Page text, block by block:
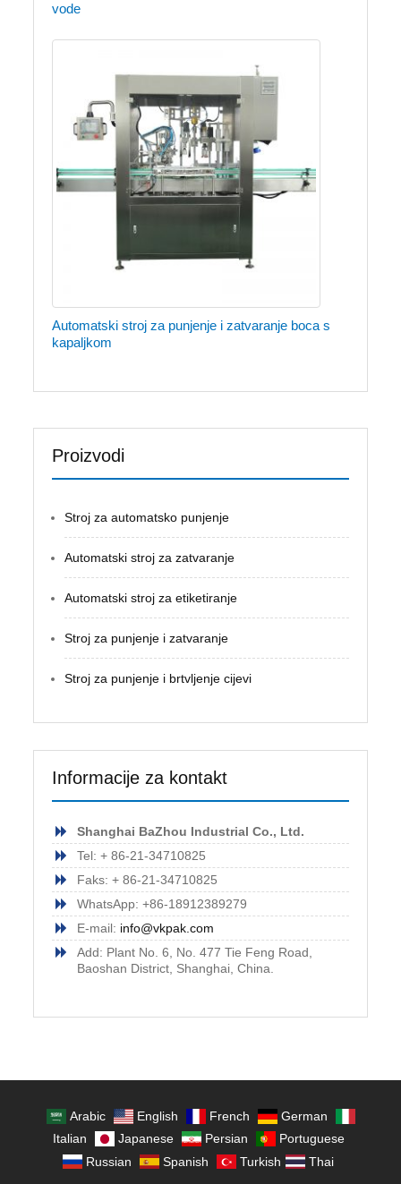
vode
Automatski stroj za punjenje i zatvaranje boca s
kapaljkom
Proizvodi
Stroj za automatsko punjenje
Automatski stroj za zatvaranje
Automatski stroj za etiketiranje
Stroj za punjenje i zatvaranje
Stroj za punjenje i brtvljenje cijevi
Informacije za kontakt
Shanghai BaZhou Industrial Co., Ltd.
Tel: + 86-21-34710825
Faks: + 86-21-34710825
WhatsApp: +86-18912389279
E-mail: info@vkpak.com
Add: Plant No. 6, No. 477 Tie Feng Road,
Baoshan District, Shanghai, China.
Arabic English French
German
Italian
Japanese Persian
Portuguese
Russian
Spanish Turkish Thai